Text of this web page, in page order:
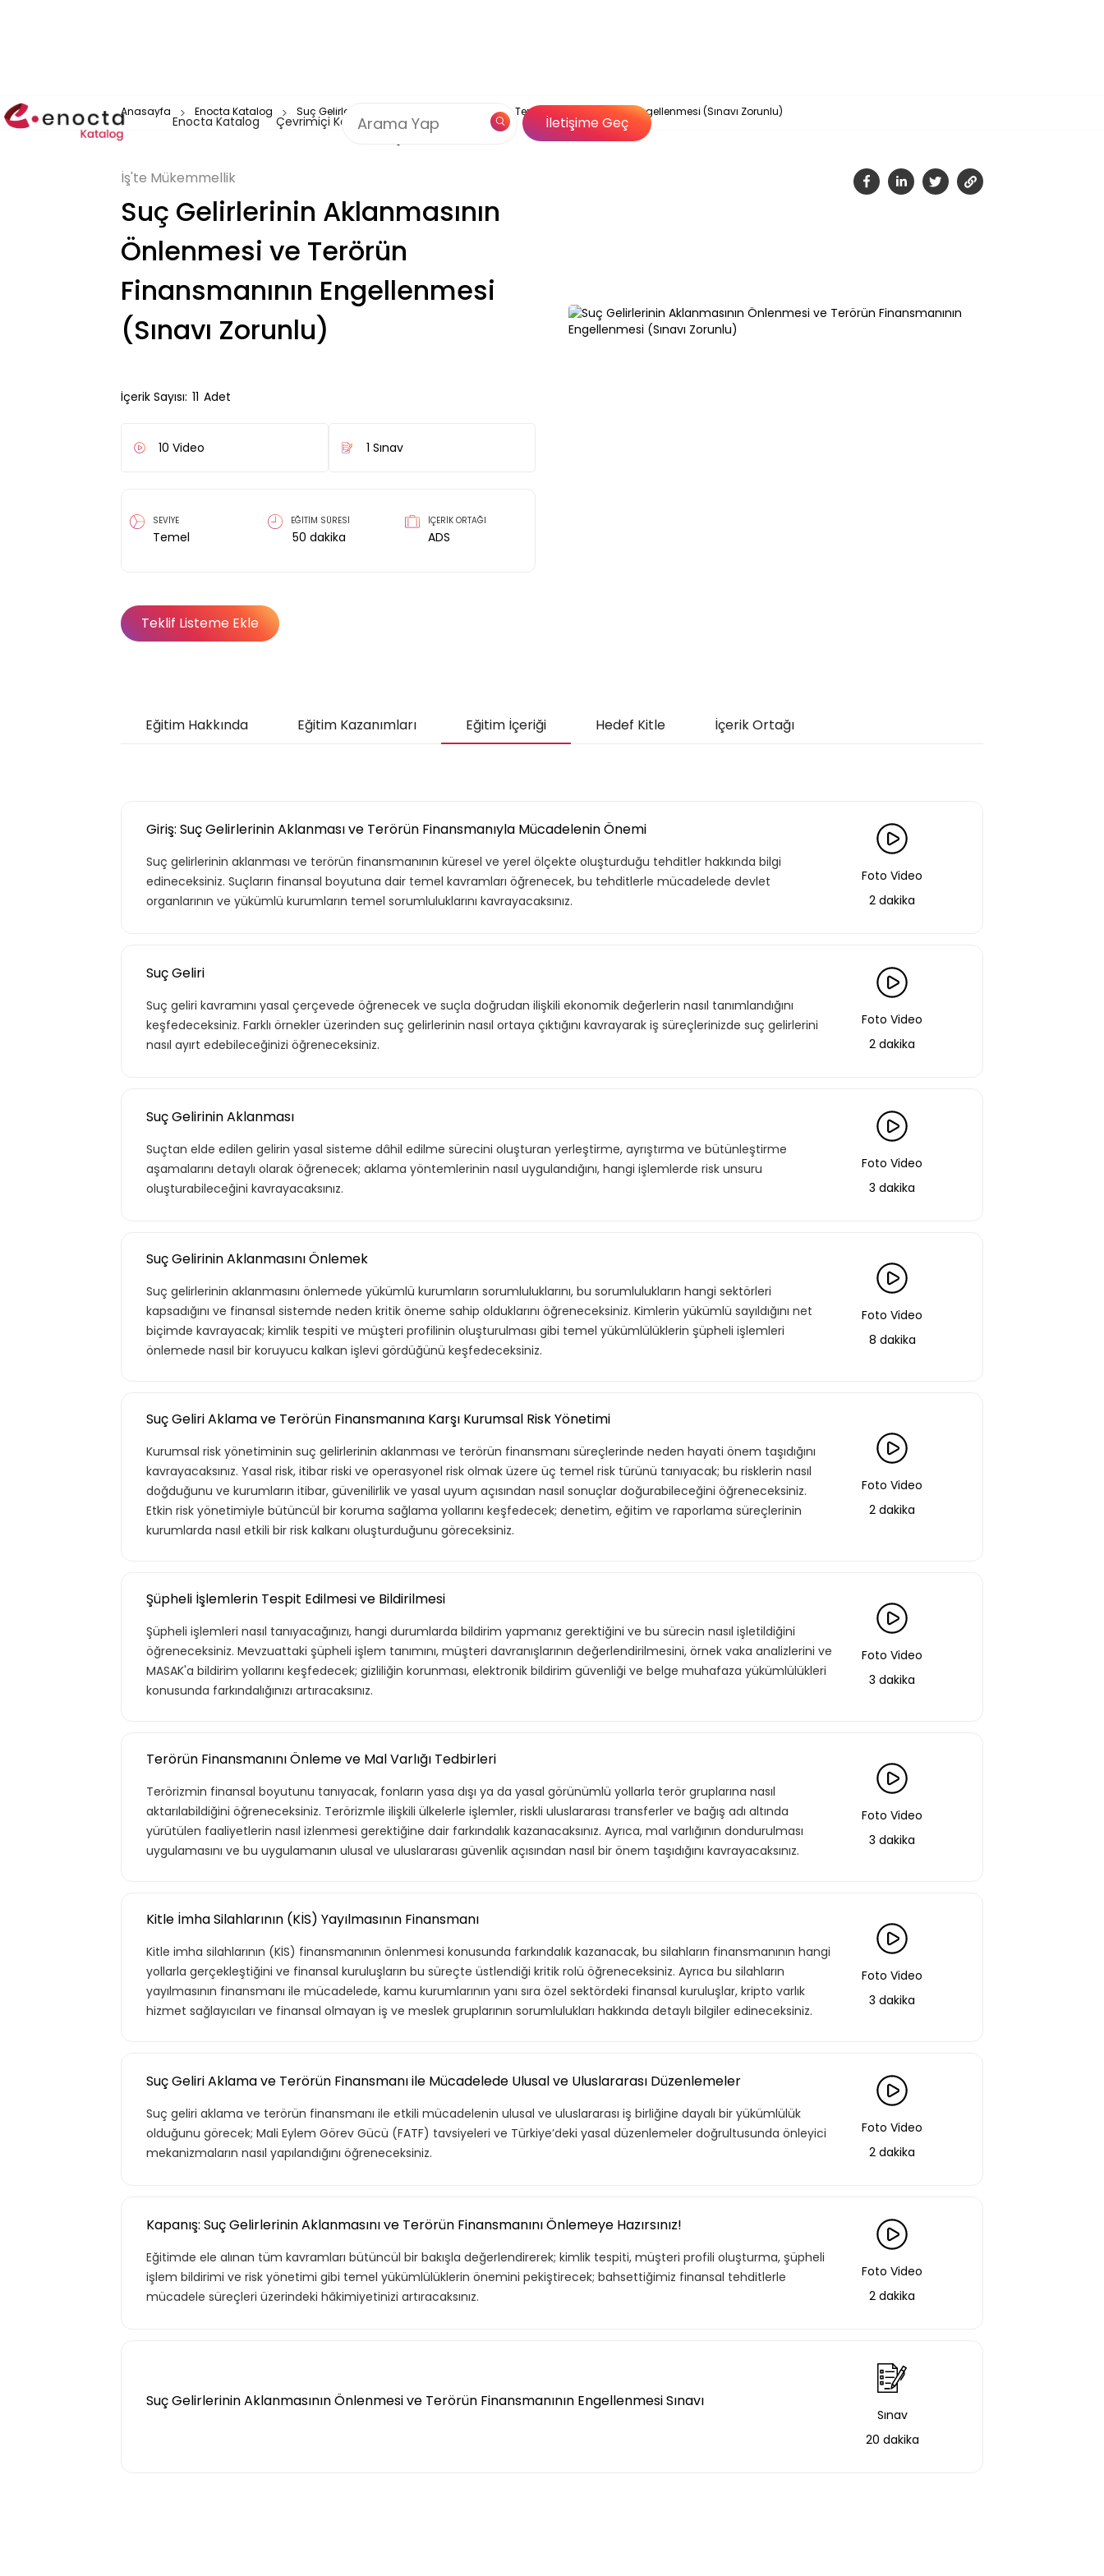
Enocta Katalog Çevrimiçi Katalog
Özel İçerik
Çözümleri
İletişime Geç
Anasayfa Enocta Katalog Suç Gelirlerinin Aklanmasının Önlenmesi ve Terörün Finansmanının Engellenmesi (Sınavı Zorunlu)
İş'te Mükemmellik
Suç Gelirlerinin Aklanmasının
Önlenmesi ve Terörün
Finansmanının Engellenmesi
(Sınavı Zorunlu)
İçerik Sayısı: 11 Adet
10 Video 1 Sınav
SEVİYE
Temel
EĞİTİM SÜRESİ
50 dakika
İÇERİK ORTAĞI
ADS
Teklif Listeme Ekle
Eğitim Hakkında Eğitim Kazanımları Eğitim İçeriği Hedef Kitle İçerik Ortağı
Giriş: Suç Gelirlerinin Aklanması ve Terörün Finansmanıyla Mücadelenin Önemi
Suç gelirlerinin aklanması ve terörün finansmanının küresel ve yerel ölçekte oluşturduğu tehditler hakkında bilgi
edineceksiniz. Suçların finansal boyutuna dair temel kavramları öğrenecek, bu tehditlerle mücadelede devlet
organlarının ve yükümlü kurumların temel sorumluluklarını kavrayacaksınız.
Foto Video
2 dakika
Suç Geliri
Suç geliri kavramını yasal çerçevede öğrenecek ve suçla doğrudan ilişkili ekonomik değerlerin nasıl tanımlandığını
keşfedeceksiniz. Farklı örnekler üzerinden suç gelirlerinin nasıl ortaya çıktığını kavrayarak iş süreçlerinizde suç gelirlerini
nasıl ayırt edebileceğinizi öğreneceksiniz.
Foto Video
2 dakika
Suç Gelirinin Aklanması
Suçtan elde edilen gelirin yasal sisteme dâhil edilme sürecini oluşturan yerleştirme, ayrıştırma ve bütünleştirme
aşamalarını detaylı olarak öğrenecek; aklama yöntemlerinin nasıl uygulandığını, hangi işlemlerde risk unsuru
oluşturabileceğini kavrayacaksınız.
Foto Video
3 dakika
Suç Gelirinin Aklanmasını Önlemek
Suç gelirlerinin aklanmasını önlemede yükümlü kurumların sorumluluklarını, bu sorumlulukların hangi sektörleri
kapsadığını ve finansal sistemde neden kritik öneme sahip olduklarını öğreneceksiniz. Kimlerin yükümlü sayıldığını net
biçimde kavrayacak; kimlik tespiti ve müşteri profilinin oluşturulması gibi temel yükümlülüklerin şüpheli işlemleri
önlemede nasıl bir koruyucu kalkan işlevi gördüğünü keşfedeceksiniz.
Foto Video
8 dakika
Suç Geliri Aklama ve Terörün Finansmanına Karşı Kurumsal Risk Yönetimi
Kurumsal risk yönetiminin suç gelirlerinin aklanması ve terörün finansmanı süreçlerinde neden hayati önem taşıdığını
kavrayacaksınız. Yasal risk, itibar riski ve operasyonel risk olmak üzere üç temel risk türünü tanıyacak; bu risklerin nasıl
doğduğunu ve kurumların itibar, güvenilirlik ve yasal uyum açısından nasıl sonuçlar doğurabileceğini öğreneceksiniz.
Etkin risk yönetimiyle bütüncül bir koruma sağlama yollarını keşfedecek; denetim, eğitim ve raporlama süreçlerinin
kurumlarda nasıl etkili bir risk kalkanı oluşturduğunu göreceksiniz.
Foto Video
2 dakika
Şüpheli İşlemlerin Tespit Edilmesi ve Bildirilmesi
Şüpheli işlemleri nasıl tanıyacağınızı, hangi durumlarda bildirim yapmanız gerektiğini ve bu sürecin nasıl işletildiğini
öğreneceksiniz. Mevzuattaki şüpheli işlem tanımını, müşteri davranışlarının değerlendirilmesini, örnek vaka analizlerini ve
MASAK'a bildirim yollarını keşfedecek; gizliliğin korunması, elektronik bildirim güvenliği ve belge muhafaza yükümlülükleri
konusunda farkındalığınızı artıracaksınız.
Foto Video
3 dakika
Terörün Finansmanını Önleme ve Mal Varlığı Tedbirleri
Terörizmin finansal boyutunu tanıyacak, fonların yasa dışı ya da yasal görünümlü yollarla terör gruplarına nasıl
aktarılabildiğini öğreneceksiniz. Terörizmle ilişkili ülkelerle işlemler, riskli uluslararası transferler ve bağış adı altında
yürütülen faaliyetlerin nasıl izlenmesi gerektiğine dair farkındalık kazanacaksınız. Ayrıca, mal varlığının dondurulması
uygulamasını ve bu uygulamanın ulusal ve uluslararası güvenlik açısından nasıl bir önem taşıdığını kavrayacaksınız.
Foto Video
3 dakika
Kitle İmha Silahlarının (KİS) Yayılmasının Finansmanı
Kitle imha silahlarının (KİS) finansmanının önlenmesi konusunda farkındalık kazanacak, bu silahların finansmanının hangi
yollarla gerçekleştiğini ve finansal kuruluşların bu süreçte üstlendiği kritik rolü öğreneceksiniz. Ayrıca bu silahların
yayılmasının finansmanı ile mücadelede, kamu kurumlarının yanı sıra özel sektördeki finansal kuruluşlar, kripto varlık
hizmet sağlayıcıları ve finansal olmayan iş ve meslek gruplarının sorumlulukları hakkında detaylı bilgiler edineceksiniz.
Foto Video
3 dakika
Suç Geliri Aklama ve Terörün Finansmanı ile Mücadelede Ulusal ve Uluslararası Düzenlemeler
Suç geliri aklama ve terörün finansmanı ile etkili mücadelenin ulusal ve uluslararası iş birliğine dayalı bir yükümlülük
olduğunu görecek; Mali Eylem Görev Gücü (FATF) tavsiyeleri ve Türkiye’deki yasal düzenlemeler doğrultusunda önleyici
mekanizmaların nasıl yapılandığını öğreneceksiniz.
Foto Video
2 dakika
Kapanış: Suç Gelirlerinin Aklanmasını ve Terörün Finansmanını Önlemeye Hazırsınız!
Eğitimde ele alınan tüm kavramları bütüncül bir bakışla değerlendirerek; kimlik tespiti, müşteri profili oluşturma, şüpheli
işlem bildirimi ve risk yönetimi gibi temel yükümlülüklerin önemini pekiştirecek; bahsettiğimiz finansal tehditlerle
mücadele süreçleri üzerindeki hâkimiyetinizi artıracaksınız.
Foto Video
2 dakika
Suç Gelirlerinin Aklanmasının Önlenmesi ve Terörün Finansmanının Engellenmesi Sınavı
Sınav
20 dakika
Teklif listende 50 adet eğitime ulaştın!
Basic
kapsar.
Teklif Listeme Ekle
Basic Paketi Kapsar
Premium
Teklif Listeme Ekle